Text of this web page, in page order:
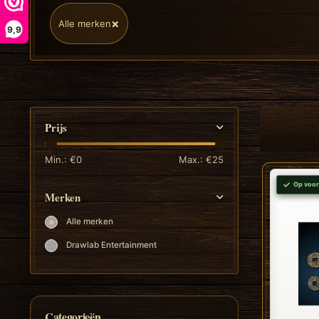
9,9 Alle merken×
Prijs
Min.: €0 Max.: €25
Merken
Alle merken
Drawlab Entertainment
Op